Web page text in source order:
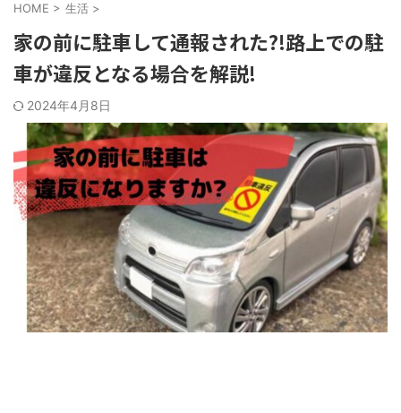
HOME > 生活 >
家の前に駐車して通報された?!路上での駐
車が違反となる場合を解説!
2024年4月8日